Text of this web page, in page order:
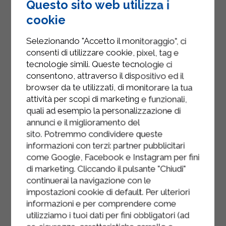
COTOLETTE ALLA
PIZZAIOLA
Questo sito web utilizza i
cookie
Selezionando "Accetto il monitoraggio", ci
consenti di utilizzare cookie, pixel, tag e
tecnologie simili. Queste tecnologie ci
consentono, attraverso il dispositivo ed il
browser da te utilizzati, di monitorare la tua
attività per scopi di marketing e funzionali,
quali ad esempio la personalizzazione di
annunci e il miglioramento del
sito. Potremmo condividere queste
informazioni con terzi: partner pubblicitari
come Google, Facebook e Instagram per fini
di marketing. Cliccando il pulsante "Chiudi"
continuerai la navigazione con le
impostazioni cookie di default. Per ulteriori
informazioni e per comprendere come
utilizziamo i tuoi dati per fini obbligatori (ad